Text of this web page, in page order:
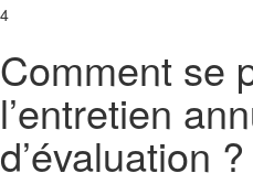
4
Comment se
l’entretien
d’évaluation ?